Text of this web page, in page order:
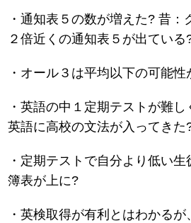
・通知表５の数が増えた? 昔：
２倍近くの通知表５が出ている
・オール３は平均以下の可能性
・英語の中１定期テストが難
英語に高校の文法が入ってきた
・定期テストで自分より低い
簿表が上に?
・英検取得が有利とはわかる